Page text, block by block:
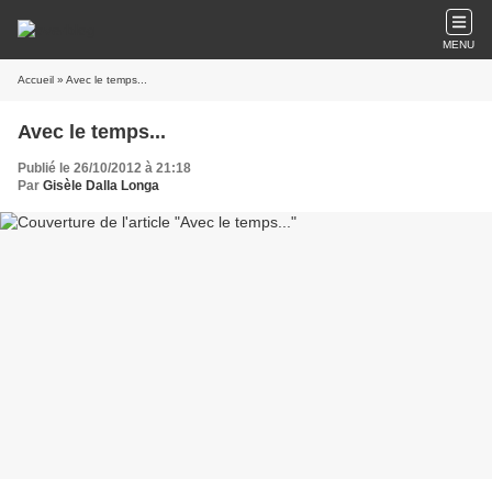
MENU
Accueil » Avec le temps...
Avec le temps...
Publié le 26/10/2012 à 21:18
Par Gisèle Dalla Longa